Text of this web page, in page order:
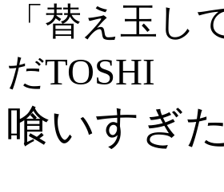
「替え玉
だTOSHI
喰いすぎ